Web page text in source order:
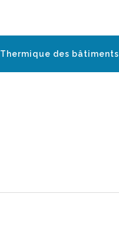
Thermique des bâtiments